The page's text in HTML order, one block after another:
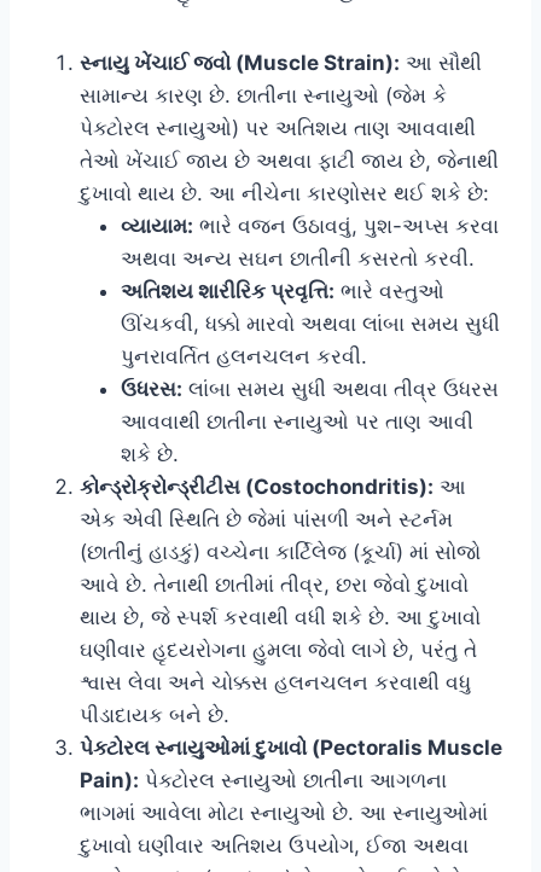
સ્નાયુ ખેંચાઈ જવો (Muscle Strain): આ સૌથી
સામાન્ય કારણ છે. છાતીના સ્નાયુઓ (જેમ કે
પેક્ટોરલ સ્નાયુઓ) પર અતિશય તાણ આવવાથી
તેઓ ખેંચાઈ જાય છે અથવા ફાટી જાય છે, જેનાથી
દુખાવો થાય છે. આ નીચેના કારણોસર થઈ શકે છે:
વ્યાયામ: ભારે વજન ઉઠાવવું, પુશ-અપ્સ કરવા
અથવા અન્ય સઘન છાતીની કસરતો કરવી.
અતિશય શારીરિક પ્રવૃત્તિ: ભારે વસ્તુઓ
ઊંચકવી, ધક્કો મારવો અથવા લાંબા સમય સુધી
પુનરાવર્તિત હલનચલન કરવી.
ઉધરસ: લાંબા સમય સુધી અથવા તીવ્ર ઉધરસ
આવવાથી છાતીના સ્નાયુઓ પર તાણ આવી
શકે છે.
કોન્ડ્રોક્રોન્ડ્રીટીસ (Costochondritis): આ
એક એવી સ્થિતિ છે જેમાં પાંસળી અને સ્ટર્નમ
(છાતીનું હાડકું) વચ્ચેના કાર્ટિલેજ (કૂર્ચા) માં સોજો
આવે છે. તેનાથી છાતીમાં તીવ્ર, છરા જેવો દુખાવો
થાય છે, જે સ્પર્શ કરવાથી વધી શકે છે. આ દુખાવો
ઘણીવાર હૃદયરોગના હુમલા જેવો લાગે છે, પરંતુ તે
શ્વાસ લેવા અને ચોક્કસ હલનચલન કરવાથી વધુ
પીડાદાયક બને છે.
પેક્ટોરલ સ્નાયુઓમાં દુખાવો (Pectoralis Muscle
Pain): પેક્ટોરલ સ્નાયુઓ છાતીના આગળના
ભાગમાં આવેલા મોટા સ્નાયુઓ છે. આ સ્નાયુઓમાં
દુખાવો ઘણીવાર અતિશય ઉપયોગ, ઈજા અથવા